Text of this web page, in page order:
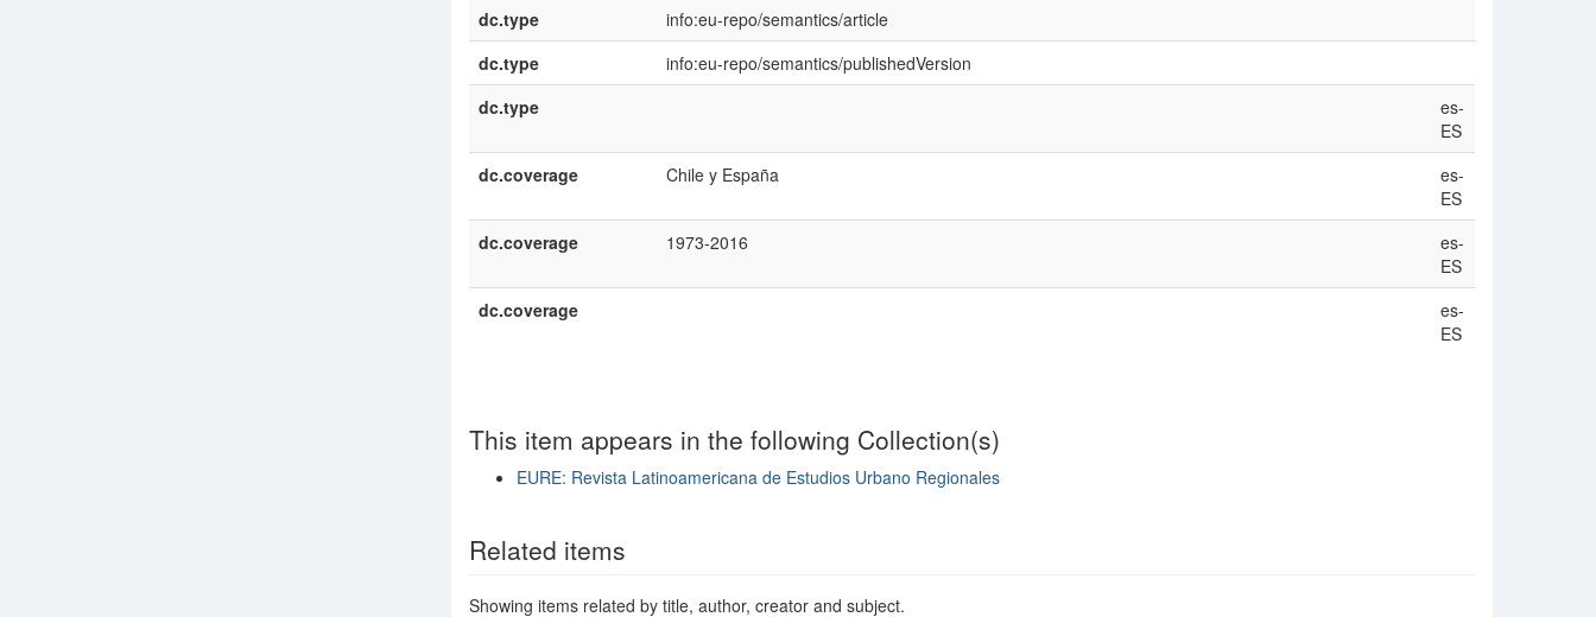
dc.type
info:eu-repo/semantics/article
dc.type
info:eu-repo/semantics/publishedVersion
dc.type
es-
ES
dc.coverage
Chile y España
es-
ES
dc.coverage
1973-2016
es-
ES
dc.coverage
es-
ES
This item appears in the following Collection(s)
EURE: Revista Latinoamericana de Estudios Urbano Regionales
Related items
Showing items related by title, author, creator and subject.